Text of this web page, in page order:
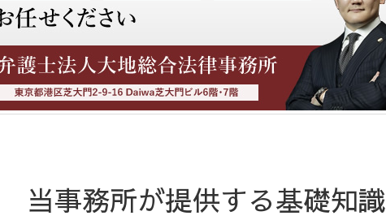
当事務所が提供する基礎知識